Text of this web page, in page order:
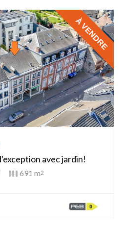
avec jardin!
691 m2
À VENDRE